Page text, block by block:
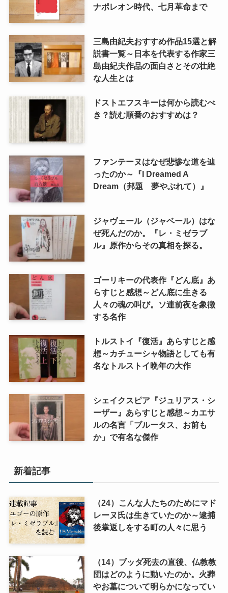
ナポレオン時代、七月革命まで
三島由紀夫おすすめ作品15選と解
説書一覧～日本を代表する作家三
島由紀夫作品の面白さとその壮絶
な人生とは
ドストエフスキーは何から読むべ
き？読む順番のおすすめは？
ファンテーヌはなぜ悲惨な道を辿
ったのか～『I Dreamed A
Dream（邦題 夢やぶれて）』
ジャヴェール（ジャベール）はな
ぜ死んだのか。『レ・ミゼラブ
ル』原作からその真相を探る。
ゴーリキーの代表作『どん底』あ
らすじと感想～どん底に生きる
人々の魂の叫び。ソ連前夜を象徴
する名作
トルストイ『復活』あらすじと感
想～カチューシャ物語としても有
名なトルストイ晩年の大作
シェイクスピア『ジュリアス・シ
ーザー』あらすじと感想～カエサ
ルの名言「ブルータス、お前も
か」で有名な傑作
新着記事
（24）こんな人たちのためにマド
レーヌ氏は生きていたのか～逮捕
後掌返しをする町の人々に思う
（14）ブッダ死去の直後、仏教教
団はどのように動いたのか。火葬
やお墓について明らかになってい